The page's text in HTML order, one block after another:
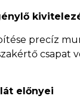
precíz
csapat
előnyei